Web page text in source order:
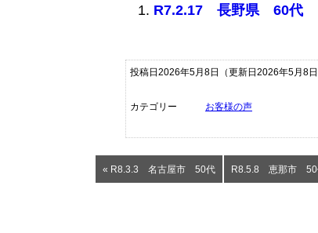
R7.2.17 長野県 60代
投稿日2026年5月8日 （更新日2026年5月8日
カテゴリー お客様の声
« R8.3.3 名古屋市 50代 R8.5.8 恵那市 50